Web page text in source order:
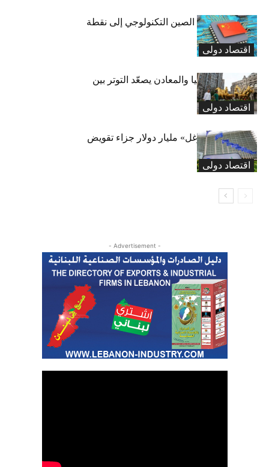
اقتصاد دولی
هل يتحول سلاح الصين التكنولوجي إلى نقطة
ضعفها؟
اقتصاد دولی
صراع التكنولوجيا والمعادن يصعّد التوتر بين
واشنطن وبكين
اقتصاد دولی
أوروبا تغرّم «غوغل» مليار دولار جزاء تقويض
المنافسة
- Advertisement -